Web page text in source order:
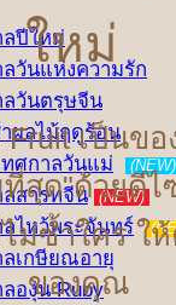
ปีใหม่
วันแห่งความรัก
ลวันตรุษจีน
ผลไม้ฤดูร้อน
ศกาลวันแม่
(NEW)
สารทจีน (NEW)
ไหว้พระจันทร์
ลเกษียณอายุ
องุ่น Ruby
ใหม่
Fruit เป็นข
สุด"ด้วยดีไ
ม่ซ้ำใคร ใ
ของคุณ